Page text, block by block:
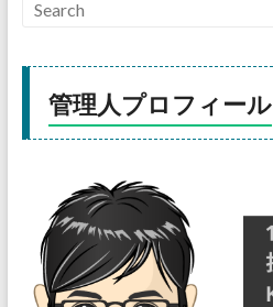
管理人プロフィール